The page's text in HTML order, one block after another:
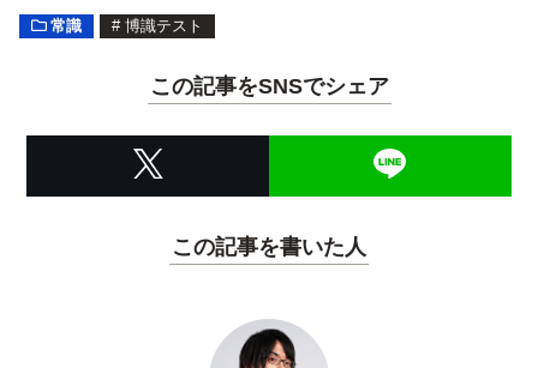
常識 # 博識テスト
この記事をSNSでシェア
この記事を書いた人